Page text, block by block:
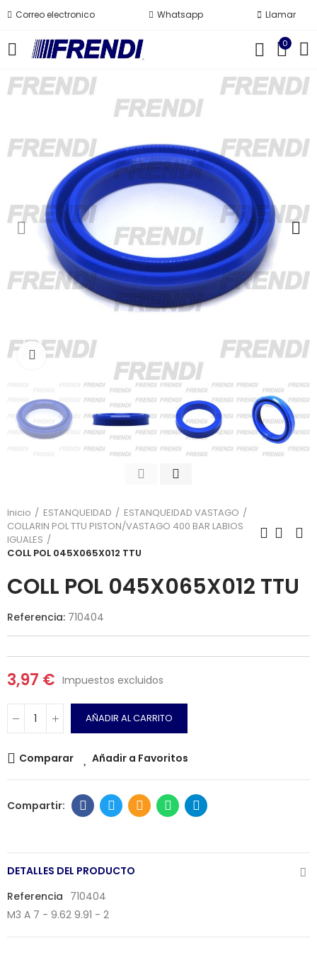
Correo electronico Whatsapp Llamar
0
Click para agrandar
Inicio ESTANQUEIDAD
ESTANQUEIDAD VASTAGO
COLLARIN POL TTU PISTON/VASTAGO 400 BAR LABIOS
IGUALES
COLL POL 045X065X012 TTU
COLL POL 045X065X012 TTU
Referencia: 710404
3,97 € Impuestos excluidos
AÑADIR AL CARRITO
Comparar Añadir a Favoritos
DETALLES DEL PRODUCTO
Referencia 710404
M3 A 7 - 9.62 9.91 - 2